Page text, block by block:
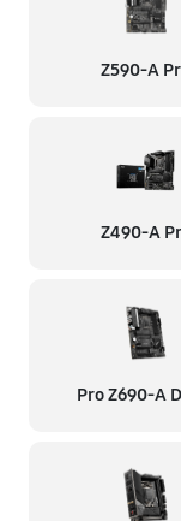
Z590-A
Z490-A
Pro Z690-A